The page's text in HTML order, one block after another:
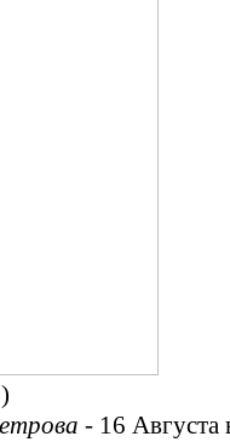
- 16 Августа